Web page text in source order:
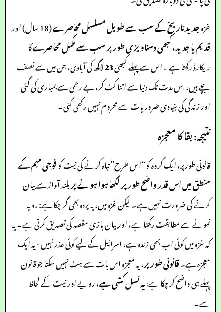
غزہجدید تاریخ کے سب سے طویل مسلسل محاصرے(18 سال) اور
قدیم یا جدید، کبھی دستاویزی طور پر سب سے مکمل محاصرےکا
ریکارڈ رکھتا ہے۔ اس سے پہلے کبھی23 لاکھ کی آبادی، جن میں سے نصف
بچے ہیں، اس مدت تک دنیا سے اتنا کٹ کر، بے رحمی سے بمباری کی گئی
اور زندگی کی بنیادی ضروریات سے محروم نہیں رکھی گئی۔
نتیجہ: بقا کا معجزہ
قانونی طور پر، ایک گروہ کو “اس طرح” تباہ کرنے کی نیت کوفوجی مہم کے
منطق میں اس قدر واضح طور پر لکھا ہوا ہونے پربلند آواز سے بیان
کرنے کی ضرورت نہیں ہے۔ لیکن غزہ میں، یہ پردہ بھی گر چکا ہے: رویہ
نمونے سے مطابقت رکھتا ہے، اور بیان بازی مقصد کی تصدیق کرتی ہے۔ یہ
کہ غزہ میں کوئی اب بھی زندہ ہے، اسرائیل کے لیے کوئی عذر نہیں - یہ ایک
معجزہ ہے۔قانونی طور پر، یہ معجزہ اس بات سے ہٹ نہیں سکتا جو قانون
پہلے ہی واضح کر چکا ہے:یہ نسل کشی ہے، رویے اور نیت کے لحاظ
سے۔